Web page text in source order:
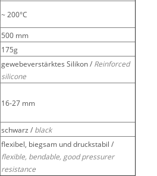
~ 200°C
500 mm
175g
gewebeverstärktes Silikon / Reinforced
silicone
16-27 mm
schwarz / black
flexibel, biegsam und druckstabil /
flexible, bendable, good pressurer
resistance